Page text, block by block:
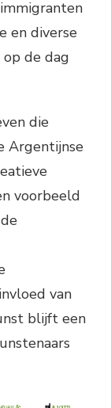
en diverse
de dag
die
Argentijnse
voorbeeld
van
blijft een